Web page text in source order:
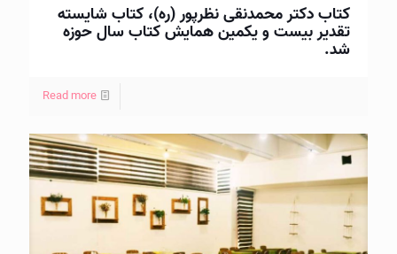
کتاب دكتر محمدنقی نظرپور (ره)، کتاب شايسته
تقدير بيست و يكمين همايش كتاب سال حوزه
شد.
Read more